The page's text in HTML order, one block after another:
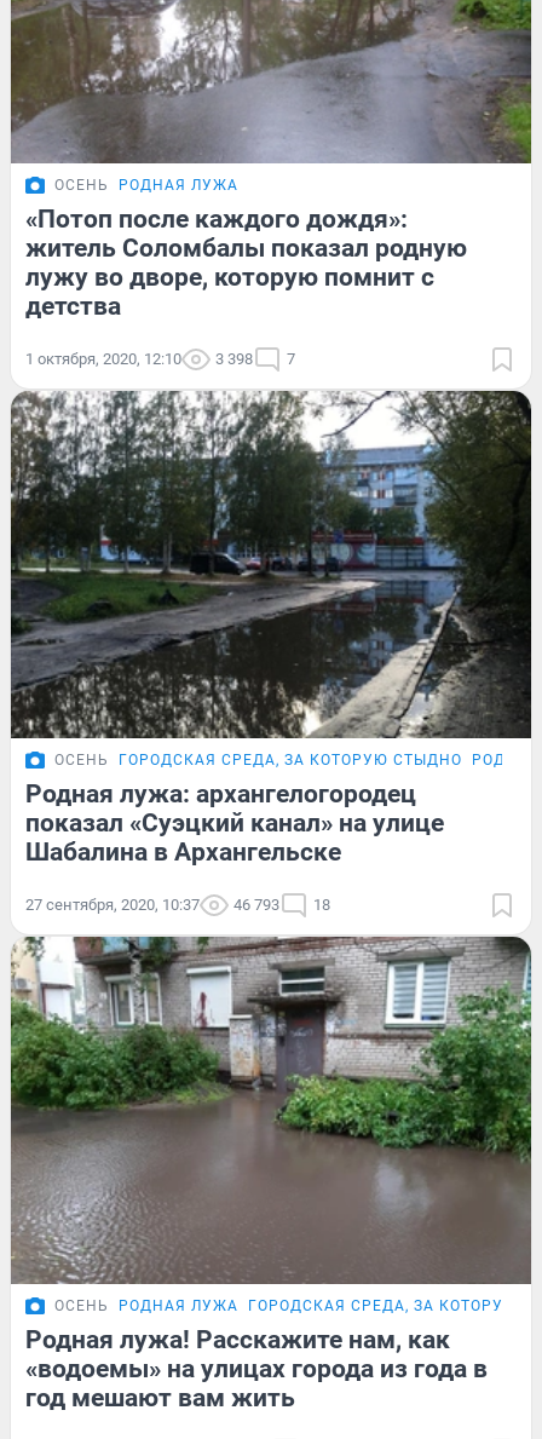
ОСЕНЬ РОДНАЯ ЛУЖА
«Потоп после каждого дождя»:
житель Соломбалы показал родную
лужу во дворе, которую помнит с
детства
1 октября, 2020, 12:10 3 398 7
ОСЕНЬ ГОРОДСКАЯ СРЕДА, ЗА КОТОРУЮ СТЫДНО
Родная лужа: архангелогородец
показал «Суэцкий канал» на улице
Шабалина в Архангельске
27 сентября, 2020, 10:37 46 793 18
ОСЕНЬ РОДНАЯ ЛУЖА ГОРОДСКАЯ СРЕДА, ЗА КОТОРУЮ
Родная лужа! Расскажите нам, как
«водоемы» на улицах города из года в
год мешают вам жить